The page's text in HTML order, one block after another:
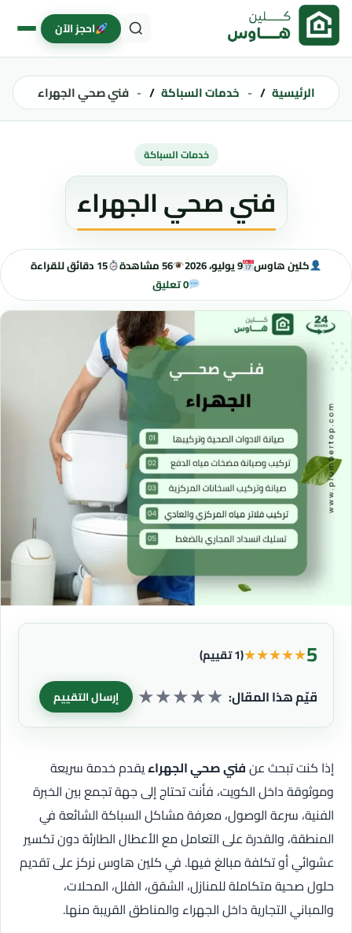
تخطى إلى المحتوى
احجز الآن
الرئيسية خدمات السباكة فني صحي الجهراء
خدمات السباكة
فني صحي الجهراء
كلين هاوس 9 يوليو، 2026 56 مشاهدة
15 دقائق للقراءة
0 تعليق
5
★
★
★
★
★(1 تقييم)
قيّم هذا المقال: ★
★
★
★
★ إرسال التقييم
إذا كنت تبحث عنفني صحي الجهراءيقدم خدمة سريعة
وموثوقة داخل الكويت، فأنت تحتاج إلى جهة تجمع بين الخبرة
الفنية، سرعة الوصول، معرفة مشاكل السباكة الشائعة في
المنطقة، والقدرة على التعامل مع الأعطال الطارئة دون تكسير
عشوائي أو تكلفة مبالغ فيها. في كلين هاوس نركز على تقديم
حلول صحية متكاملة للمنازل، الشقق، الفلل، المحلات،
والمباني التجارية داخل الجهراء والمناطق القريبة منها.